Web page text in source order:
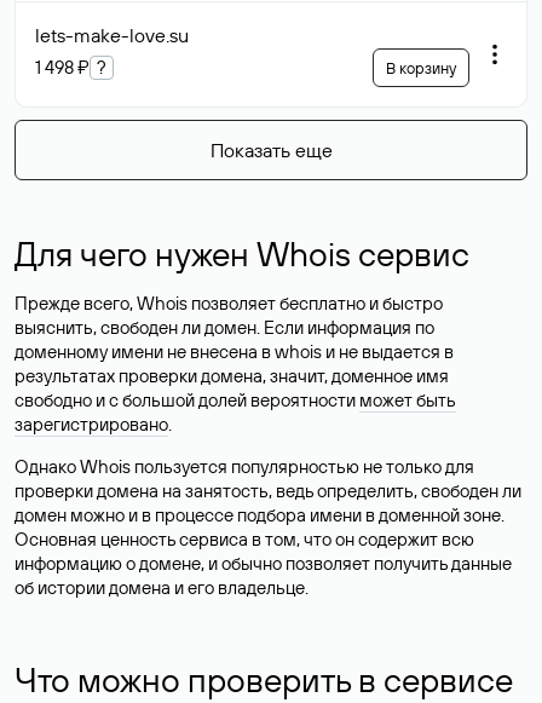
lets-make-love.su
1 498 ₽ ? В корзину
Показать еще
Для чего нужен Whois сервис
Прежде всего, Whois позволяет бесплатно и быстро
выяснить, свободен ли домен. Если информация по
доменному имени не внесена в whois и не выдается в
результатах проверки домена, значит, доменное имя
свободно и с большой долей вероятности может быть
зарегистрировано.
Однако Whois пользуется популярностью не только для
проверки домена на занятость, ведь определить, свободен ли
домен можно и в процессе подбора имени в доменной зоне.
Основная ценность сервиса в том, что он содержит всю
информацию о домене, и обычно позволяет получить данные
об истории домена и его владельце.
Что можно проверить в сервисе